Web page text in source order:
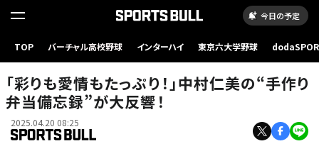
今日の予定
TOP バーチャル高校野球 インターハイ 東京六大学野球
「彩りも愛情もたっぷり！」中村仁美の“手作り
弁当備忘録”が大反響！
2025.04.20 08:25